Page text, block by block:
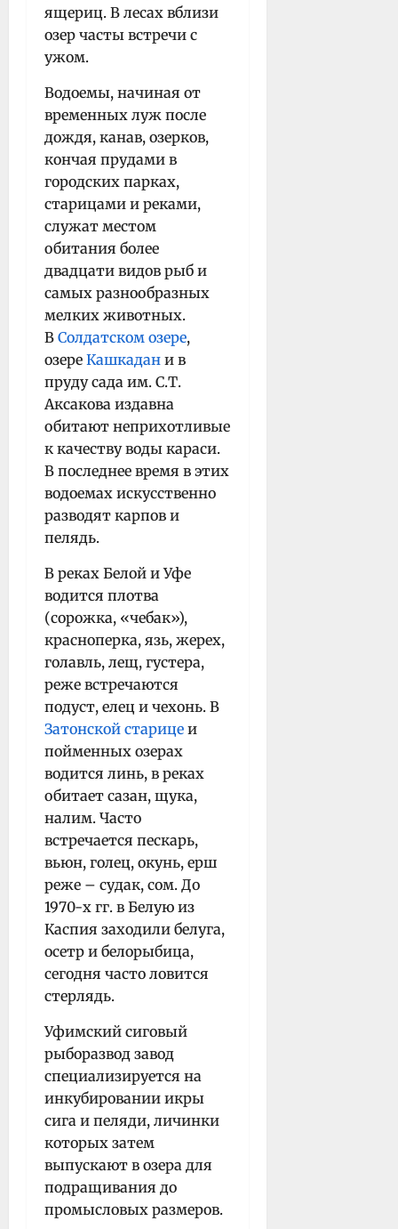
ящериц. В лесах вблизи
озер часты встречи с
ужом.
Водоемы, начиная от
временных луж после
дождя, канав, озерков,
кончая прудами в
городских парках,
старицами и реками,
служат местом
обитания более
двадцати видов рыб и
самых разнообразных
мелких животных.
В Солдатском озере,
озере Кашкадан и в
пруду сада им. С.Т.
Аксакова издавна
обитают неприхотливые
к качеству воды караси.
В последнее время в этих
водоемах искусственно
разводят карпов и
пелядь.
В реках Белой и Уфе
водится плотва
(сорожка, «чебак»),
красноперка, язь, жерех,
голавль, лещ, густера,
реже встречаются
подуст, елец и чехонь. В
Затонской старице и
пойменных озерах
водится линь, в реках
обитает сазан, щука,
налим. Часто
встречается пескарь,
вьюн, голец, окунь, ерш
реже – судак, сом. До
1970-х гг. в Белую из
Каспия заходили белуга,
осетр и белорыбица,
сегодня часто ловится
стерлядь.
Уфимский сиговый
рыборазвод завод
специализируется на
инкубировании икры
сига и пеляди, личинки
которых затем
выпускают в озера для
подращивания до
промысловых размеров.